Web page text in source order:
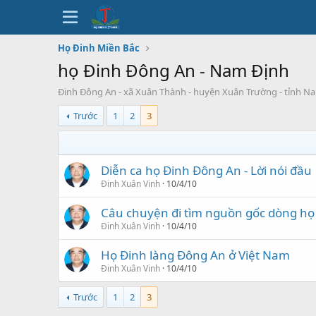
Họ Đinh Miền Bắc
họ Đinh Đông An - Nam Định
Đinh Đông An - xã Xuân Thành - huyện Xuân Trường - tỉnh
Trước
1 2 3
Diễn ca họ Đinh Đông An - Lời nói đầu
Đinh Xuân Vinh 10/4/10
Câu chuyện đi tìm nguồn gốc dòng họ
Đinh Xuân Vinh 10/4/10
Họ Đinh làng Đông An ở Việt Nam
Đinh Xuân Vinh 10/4/10
Trước 1 2 3